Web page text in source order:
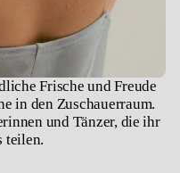
Frische und Freude
in den Zuschauerraum.
und Tänzer, die ihr
teilen.